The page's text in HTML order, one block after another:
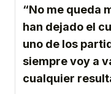
“No me queda
han dejado el
uno de los
siempre voy a
cualquier